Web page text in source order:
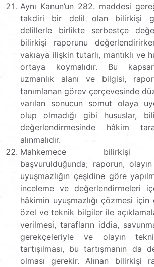
Aynı Kanun’un 282. maddesi
takdiri bir delil olan bilirkişi
delillerle birlikte serbestçe
bilirkişi raporunu
vakıaya ilişkin tutarlı, mantıklı ve
ortaya koymalıdır. Bu
uzmanlık alanı ve bilgisi,
tanımlanan görev çerçevesinde
varılan sonucun somut olaya
olup olmadığı gibi hususlar,
değerlendirmesinde hâkim
alınmalıdır.
Mahkemece bilirkişi
başvurulduğunda; raporun,
uyuşmazlığın çeşidine göre
inceleme ve değerlendirmeleri
hâkimin uyuşmazlığı çözmesi
özel ve teknik bilgiler ile
verilmesi, tarafların iddia,
gerekçeleriyle ve olayın
tartışılması, bu tartışmanın da
olması gerekir. Alınan bilirkişi